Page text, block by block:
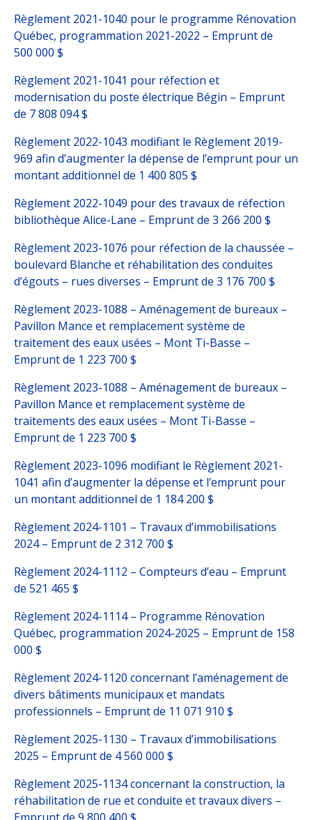
Règlement 2021-1040 pour le programme Rénovation
Québec, programmation 2021-2022 – Emprunt de
500 000 $
Règlement 2021-1041 pour réfection et
modernisation du poste électrique Bégin – Emprunt
de 7 808 094 $
Règlement 2022-1043 modifiant le Règlement 2019-
969 afin d’augmenter la dépense de l’emprunt pour un
montant additionnel de 1 400 805 $
Règlement 2022-1049 pour des travaux de réfection
bibliothèque Alice-Lane – Emprunt de 3 266 200 $
Règlement 2023-1076 pour réfection de la chaussée –
boulevard Blanche et réhabilitation des conduites
d’égouts – rues diverses – Emprunt de 3 176 700 $
Règlement 2023-1088 – Aménagement de bureaux –
Pavillon Mance et remplacement système de
traitement des eaux usées – Mont Ti-Basse –
Emprunt de 1 223 700 $
Règlement 2023-1088 – Aménagement de bureaux –
Pavillon Mance et remplacement système de
traitements des eaux usées – Mont Ti-Basse –
Emprunt de 1 223 700 $
Règlement 2023-1096 modifiant le Règlement 2021-
1041 afin d’augmenter la dépense et l’emprunt pour
un montant additionnel de 1 184 200 $
Règlement 2024-1101 – Travaux d’immobilisations
2024 – Emprunt de 2 312 700 $
Règlement 2024-1112 – Compteurs d’eau – Emprunt
de 521 465 $
Règlement 2024-1114 – Programme Rénovation
Québec, programmation 2024-2025 – Emprunt de 158
000 $
Règlement 2024-1120 concernant l’aménagement de
divers bâtiments municipaux et mandats
professionnels – Emprunt de 11 071 910 $
Règlement 2025-1130 – Travaux d’immobilisations
2025 – Emprunt de 4 560 000 $
Règlement 2025-1134 concernant la construction, la
réhabilitation de rue et conduite et travaux divers –